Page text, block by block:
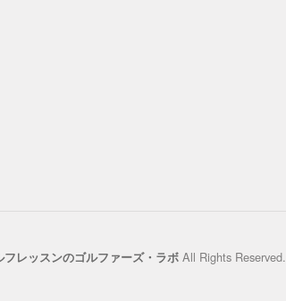
レッスンのゴルファーズ・ラボ All Rights Reserved.